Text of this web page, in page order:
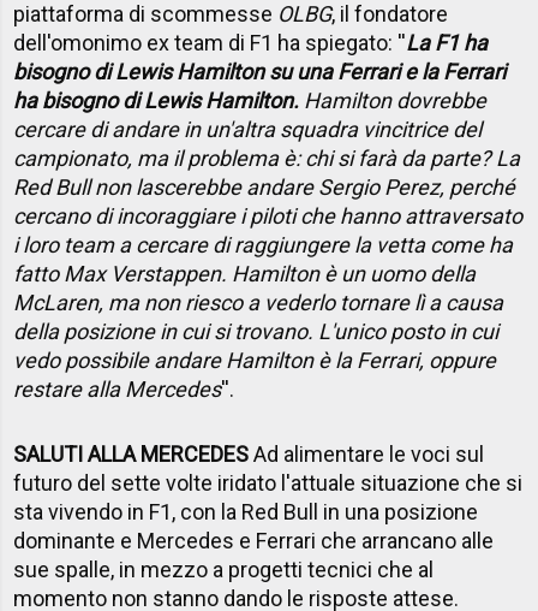
piattaforma di scommesse OLBG, il fondatore
dell'omonimo ex team di F1 ha spiegato: ''La F1 ha
bisogno di Lewis Hamilton su una Ferrari e la Ferrari
ha bisogno di Lewis Hamilton. Hamilton dovrebbe
cercare di andare in un'altra squadra vincitrice del
campionato, ma il problema è: chi si farà da parte? La
Red Bull non lascerebbe andare Sergio Perez, perché
cercano di incoraggiare i piloti che hanno attraversato
i loro team a cercare di raggiungere la vetta come ha
fatto Max Verstappen. Hamilton è un uomo della
McLaren, ma non riesco a vederlo tornare lì a causa
della posizione in cui si trovano. L'unico posto in cui
vedo possibile andare Hamilton è la Ferrari, oppure
restare alla Mercedes''.
SALUTI ALLA MERCEDESAd alimentare le voci sul
futuro del sette volte iridato l'attuale situazione che si
sta vivendo in F1, con la Red Bull in una posizione
dominante e Mercedes e Ferrari che arrancano alle
sue spalle, in mezzo a progetti tecnici che al
momento non stanno dando le risposte attese.